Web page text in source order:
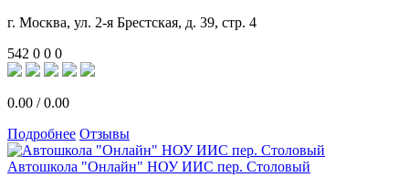
г. Москва, ул. 2-я Брестская, д. 39, стр. 4
542 0 0 0
0.00 /0.00
Подробнее Отзывы
Автошкола "Онлайн" НОУ ИИС пер. Столовый